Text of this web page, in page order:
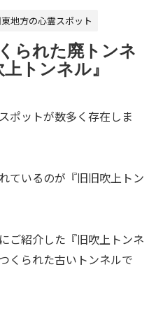
地方の心霊スポット
られた廃トンネ
トンネル』
ポットが数多く存在しま
ているのが『旧旧吹上トン
ご紹介した『旧吹上トンネ
くられた古いトンネルで